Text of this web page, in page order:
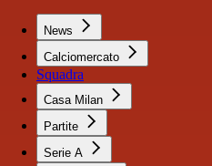
News
Calciomercato
Squadra
Casa Milan
Partite
Serie A